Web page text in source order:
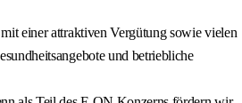
einer attraktiven Vergütung sowie vielen
und betriebliche